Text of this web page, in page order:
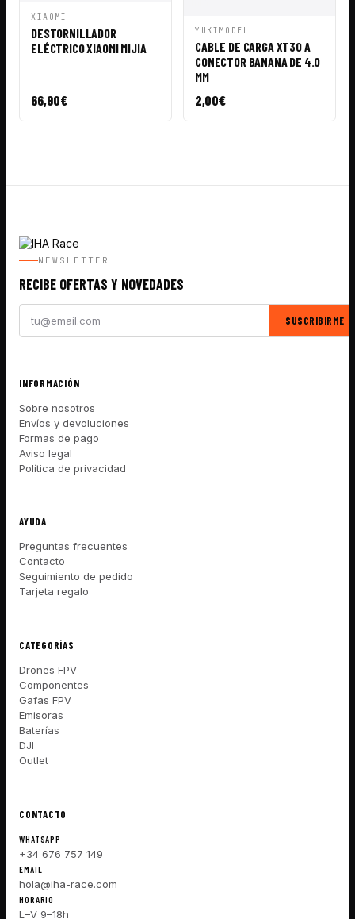
VISTA
XIAOMI
DESTORNILLADOR
ELÉCTRICO XIAOMI MIJIA
66,90€
VISTA
YUKIMODEL
CABLE DE CARGA XT30 A
CONECTOR BANANA DE 4.0
MM
2,00€
NEWSLETTER
RECIBE OFERTAS Y NOVEDADES
SUSCRIBIRME
INFORMACIÓN
Sobre nosotros
Envíos y devoluciones
Formas de pago
Aviso legal
Política de privacidad
AYUDA
Preguntas frecuentes
Contacto
Seguimiento de pedido
Tarjeta regalo
CATEGORÍAS
Drones FPV
Componentes
Gafas FPV
Emisoras
Baterías
DJI
Outlet
CONTACTO
WHATSAPP
+34 676 757 149
EMAIL
hola@iha-race.com
HORARIO
L–V 9–18h